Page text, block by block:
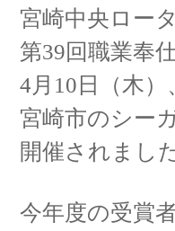
宮崎中央ロー
第39回職業奉
4月10日（木）
宮崎市のシー
開催されまし
今年度の受賞